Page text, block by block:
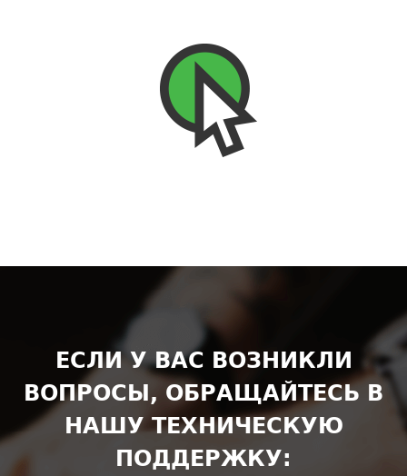
ЕСЛИ У ВАС ВОЗНИКЛИ
ВОПРОСЫ, ОБРАЩАЙТЕСЬ В
НАШУ ТЕХНИЧЕСКУЮ
ПОДДЕРЖКУ: